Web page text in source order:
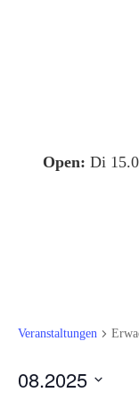
Open: Di
Veranstaltungen
08.2025